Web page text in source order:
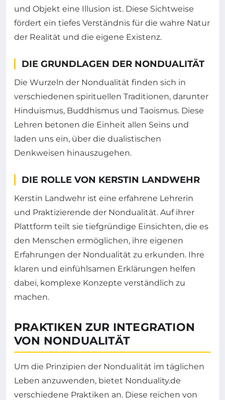
und Objekt eine Illusion ist. Diese Sichtweise
fördert ein tiefes Verständnis für die wahre Natur
der Realität und die eigene Existenz.
DIE GRUNDLAGEN DER NONDUALITÄT
Die Wurzeln der Nondualität finden sich in
verschiedenen spirituellen Traditionen, darunter
Hinduismus, Buddhismus und Taoismus. Diese
Lehren betonen die Einheit allen Seins und
laden uns ein, über die dualistischen
Denkweisen hinauszugehen.
DIE ROLLE VON KERSTIN LANDWEHR
Kerstin Landwehr ist eine erfahrene Lehrerin
und Praktizierende der Nondualität. Auf ihrer
Plattform teilt sie tiefgründige Einsichten, die es
den Menschen ermöglichen, ihre eigenen
Erfahrungen der Nondualität zu erkunden. Ihre
klaren und einfühlsamen Erklärungen helfen
dabei, komplexe Konzepte verständlich zu
machen.
PRAKTIKEN ZUR INTEGRATION
VON NONDUALITÄT
Um die Prinzipien der Nondualität im täglichen
Leben anzuwenden, bietet Nonduality.de
verschiedene Praktiken an. Diese reichen von